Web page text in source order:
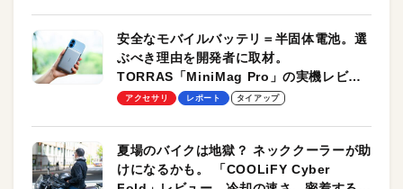
安全なモバイルバッテリ＝半固体電池。選
ぶべき理由を開発者に取材。
TORRAS「MiniMag Pro」の実機レビュ
ーも
アクセサリ レポート タイアップ
夏場のバイクは地獄？ ネッククーラーが助
けになるかも。 「COOLiFY Cyber